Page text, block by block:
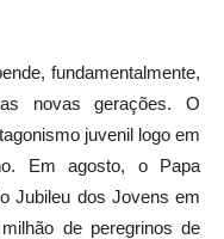
fundamentalmente,
novas gerações. O
juvenil logo em
Em agosto, o Papa
Jubileu dos Jovens em
de peregrinos de